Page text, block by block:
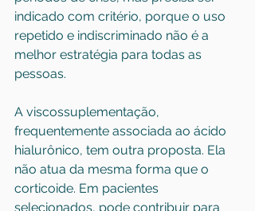
indicado com critério, porque o uso
repetido e indiscriminado não é a
melhor estratégia para todas as
pessoas.
A viscossuplementação,
frequentemente associada ao ácido
hialurônico, tem outra proposta. Ela
não atua da mesma forma que o
corticoide. Em pacientes
selecionados, pode contribuir para